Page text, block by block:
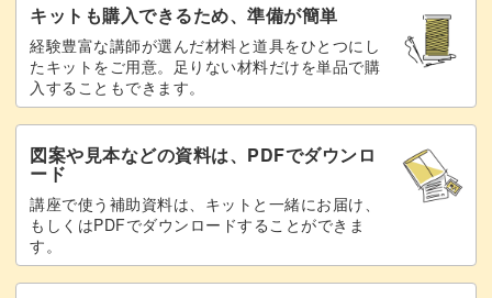
オーロラパウダーをつける 41:36
小さい面積に作る場合
ハイグロスビルダージェルを塗布する 47:16
未硬化ジェルを拭き取る 49:52
ファイルで削る
ノンワイプトップを塗布する 59:15
キットも購入できるため、準備が簡単
経験豊富な講師が選んだ材料と道具をひとつにし
たキットをご用意。足りない材料だけを単品で購
入することもできます。
図案や見本などの資料は、PDFでダウンロ
ード
講座で使う補助資料は、キットと一緒にお届け、
もしくはPDFでダウンロードすることができま
す。